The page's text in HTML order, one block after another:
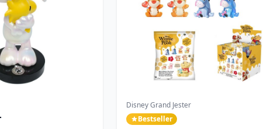
Disney Grand Jester
Bestseller